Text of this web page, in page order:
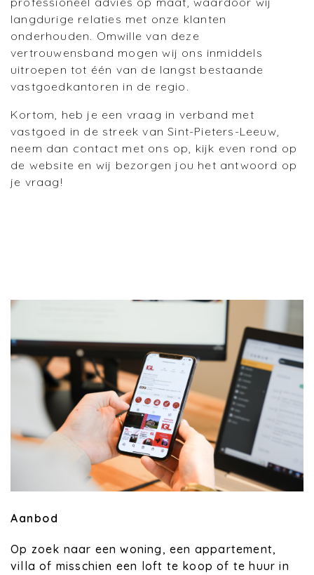
langdurige relaties met onze klanten
onderhouden. Omwille van deze
vertrouwensband mogen wij ons inmiddels
uitroepen tot één van de langst bestaande
vastgoedkantoren in de regio.
Kortom, heb je een vraag in verband met
vastgoed in de streek van Sint-Pieters-Leeuw,
neem dan contact met ons op, kijk even rond op
de website en wij bezorgen jou het antwoord op
je vraag!
Aanbod
Op zoek naar een woning, een appartement,
villa of misschien een loft te koop of te huur in